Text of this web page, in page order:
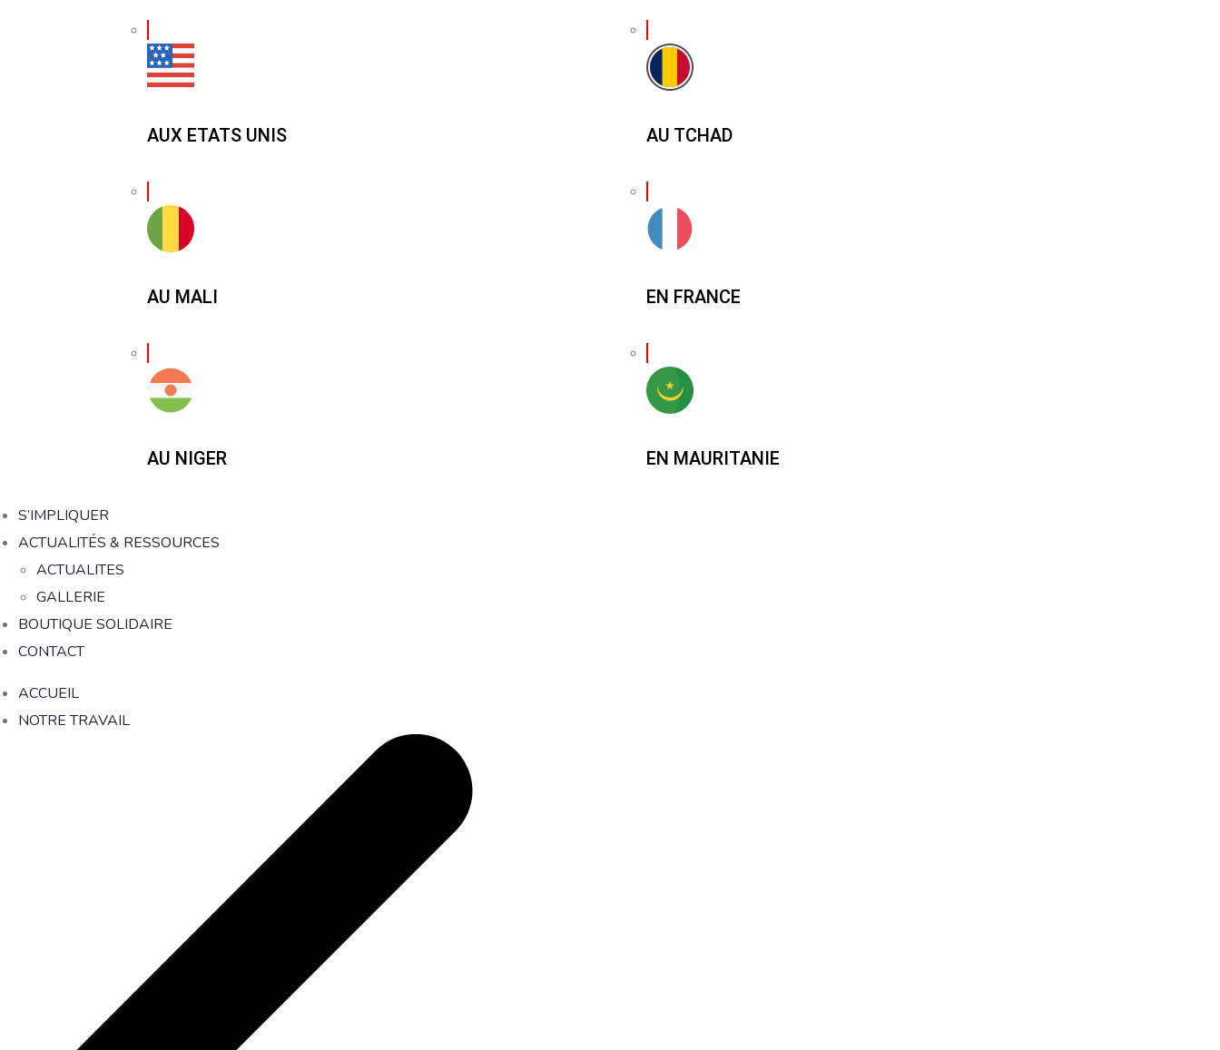
AUX ETATS UNIS
AU MALI
AU NIGER
AU TCHAD
EN FRANCE
EN MAURITANIE
S’IMPLIQUER
ACTUALITÉS & RESSOURCES
ACTUALITES
GALLERIE
BOUTIQUE SOLIDAIRE
CONTACT
ACCUEIL
NOTRE TRAVAIL